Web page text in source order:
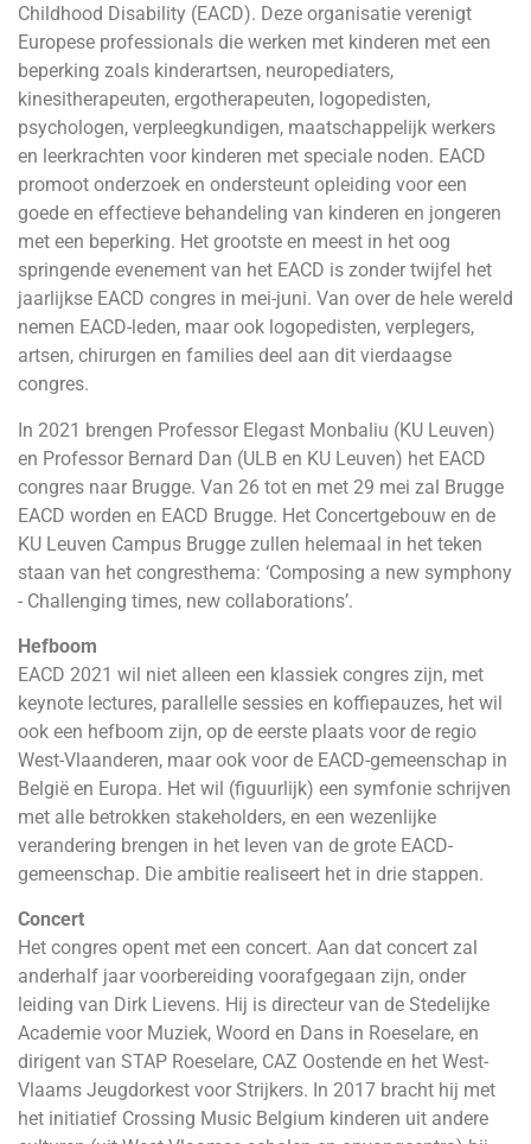
Childhood Disability (EACD). Deze organisatie verenigt
Europese professionals die werken met kinderen met een
beperking zoals kinderartsen, neuropediaters,
kinesitherapeuten, ergotherapeuten, logopedisten,
psychologen, verpleegkundigen, maatschappelijk werkers
en leerkrachten voor kinderen met speciale noden. EACD
promoot onderzoek en ondersteunt opleiding voor een
goede en effectieve behandeling van kinderen en jongeren
met een beperking. Het grootste en meest in het oog
springende evenement van het EACD is zonder twijfel het
jaarlijkse EACD congres in mei-juni. Van over de hele wereld
nemen EACD-leden, maar ook logopedisten, verplegers,
artsen, chirurgen en families deel aan dit vierdaagse
congres.
In 2021 brengen Professor Elegast Monbaliu (KU Leuven)
en Professor Bernard Dan (ULB en KU Leuven) het EACD
congres naar Brugge. Van 26 tot en met 29 mei zal Brugge
EACD worden en EACD Brugge. Het Concertgebouw en de
KU Leuven Campus Brugge zullen helemaal in het teken
staan van het congresthema: ‘Composing a new symphony
- Challenging times, new collaborations’.
Hefboom
EACD 2021 wil niet alleen een klassiek congres zijn, met
keynote lectures, parallelle sessies en koffiepauzes, het wil
ook een hefboom zijn, op de eerste plaats voor de regio
West-Vlaanderen, maar ook voor de EACD-gemeenschap in
België en Europa. Het wil (figuurlijk) een symfonie schrijven
met alle betrokken stakeholders, en een wezenlijke
verandering brengen in het leven van de grote EACD-
gemeenschap. Die ambitie realiseert het in drie stappen.
Concert
Het congres opent met een concert. Aan dat concert zal
anderhalf jaar voorbereiding voorafgegaan zijn, onder
leiding van Dirk Lievens. Hij is directeur van de Stedelijke
Academie voor Muziek, Woord en Dans in Roeselare, en
dirigent van STAP Roeselare, CAZ Oostende en het West-
Vlaams Jeugdorkest voor Strijkers. In 2017 bracht hij met
het initiatief Crossing Music Belgium kinderen uit andere